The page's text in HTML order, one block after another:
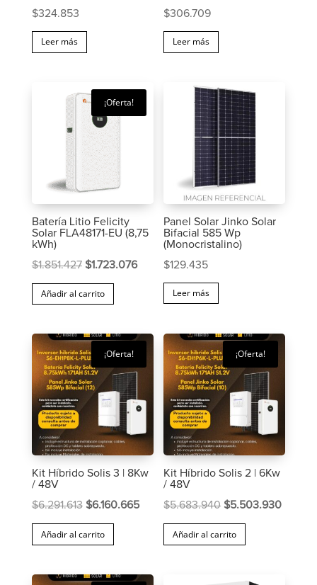
$324.853
Leer más
$306.709
Leer más
¡Oferta!
Batería Litio Felicity
Solar FLA48171-EU (8,75
kWh)
$1.851.427 El
precio
$1.851.427.
$1.723.076El
precio
actual
$1.723.076.
Añadir al carrito
Panel Solar Jinko Solar
Bifacial 585 Wp
(Monocristalino)
$129.435
Leer más
¡Oferta!
Kit Híbrido Solis 3 | 8Kw
/ 48V
$6.291.613 El
precio
original
$6.291.613.
$6.160.665El
precio
$6.160.665.
Añadir al carrito
¡Oferta!
Kit Híbrido Solis 2 | 6Kw
/ 48V
$5.683.940 El
precio
original
$5.683.940.
$5.503.930El
Añadir al carrito